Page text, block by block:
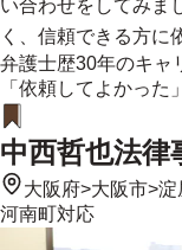
い合わせをしてみま
く、信頼できる方に
弁護士歴30年のキャ
「依頼してよかった
中西哲也法律
大阪府>大阪市>淀
河南町対応